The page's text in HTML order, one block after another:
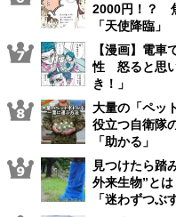
2000円！？
「天使降臨」
【漫画】電車
性 怒ると思
き！」
大量の「ペッ
役立つ自衛隊
「助かる」
見つけたら踏
外来生物”と
「迷わずつぶ